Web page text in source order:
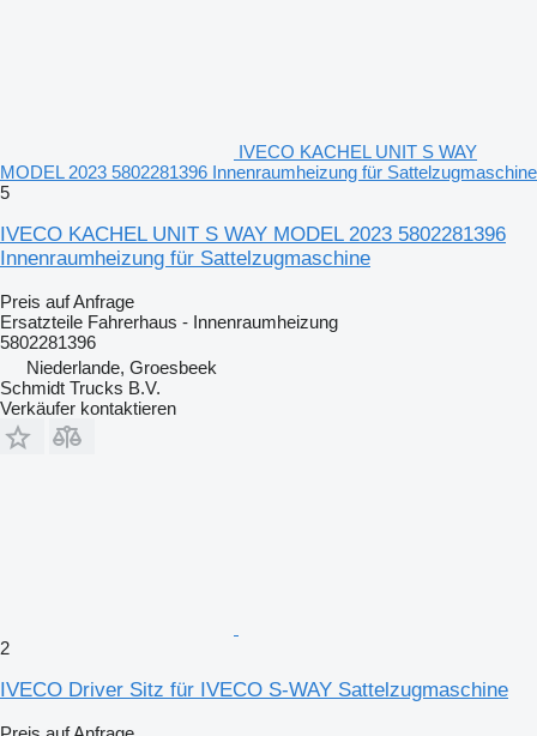
IVECO KACHEL UNIT S WAY
MODEL 2023 5802281396 Innenraumheizung für Sattelzugmaschine
5
IVECO KACHEL UNIT S WAY MODEL 2023 5802281396
Innenraumheizung für Sattelzugmaschine
Preis auf Anfrage
Ersatzteile Fahrerhaus - Innenraumheizung
5802281396
Niederlande, Groesbeek
Schmidt Trucks B.V.
Verkäufer kontaktieren
2
IVECO Driver Sitz für IVECO S-WAY Sattelzugmaschine